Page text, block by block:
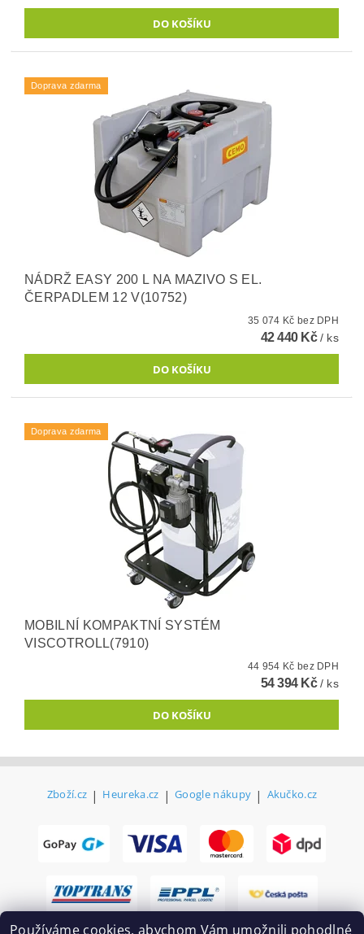
Doprava zdarma
NÁDRŽ EASY 200 L NA MAZIVO S EL.
ČERPADLEM 12 V(10752)
35 074 Kč bez DPH
42 440 Kč/ ks
Doprava zdarma
MOBILNÍ KOMPAKTNÍ SYSTÉM
VISCOTROLL(7910)
44 954 Kč bez DPH
54 394 Kč/ ks
Zboží.cz | Heureka.cz | Google nákupy | Akučko.cz
Používáme cookies, abychom Vám umožnili pohodlné